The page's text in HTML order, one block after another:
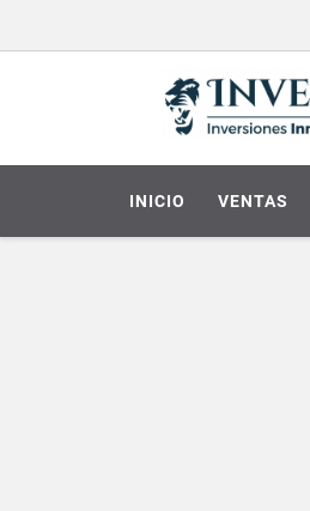
INICIO VENTAS